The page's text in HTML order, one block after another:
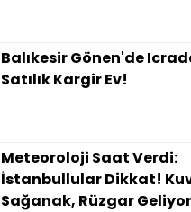
Balıkesir Gönen'de
Satılık Kargir Ev!
Meteoroloji Saat Verdi:
İstanbullular Dikkat!
Sağanak, Rüzgar Geliyor